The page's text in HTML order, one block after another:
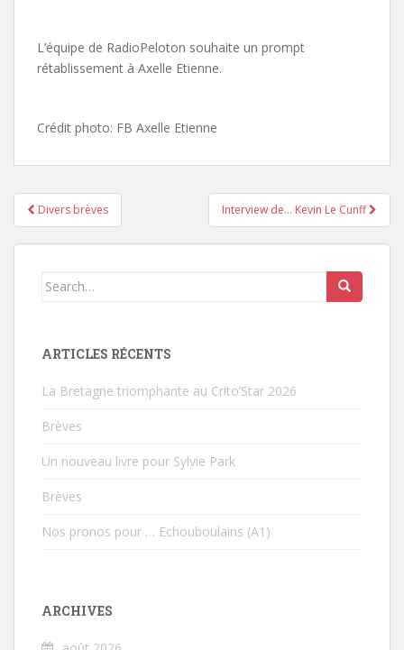
L’équipe de RadioPeloton souhaite un prompt
rétablissement à Axelle Etienne.
Crédit photo: FB Axelle Etienne
Pagination d'article
Divers brèves Interview de… Kevin Le Cunff
Search for:
ARTICLES RÉCENTS
La Bretagne triomphante au Crito’Star 2026
Brèves
Un nouveau livre pour Sylvie Park
Brèves
Nos pronos pour … Echouboulains (A1)
ARCHIVES